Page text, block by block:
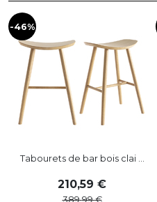
-46%
Tabourets de bar bois clai ...
210,59
389,99